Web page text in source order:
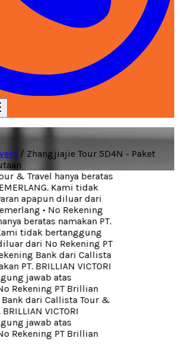
/ Zhangjiajie Tour 5D4N - Paket
& Travel hanya beratas
Kami tidak
apapun diluar dari
• No Rekening
beratas namakan PT.
tidak bertanggung
dari No Rekening PT
Bank dari Callista
PT. BRILLIAN VICTORI
jawab atas
Rekening PT Brillian
dari Callista Tour &
VICTORI
jawab atas
Rekening PT Brillian